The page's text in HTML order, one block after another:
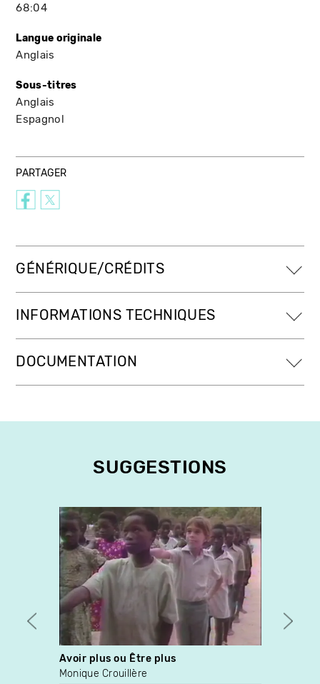
68:04
Langue originale
Anglais
Sous-titres
Anglais
Espagnol
PARTAGER
GÉNÉRIQUE/CRÉDITS
INFORMATIONS TECHNIQUES
DOCUMENTATION
SUGGESTIONS
Avoir plus ou Être plus
Monique Crouillère